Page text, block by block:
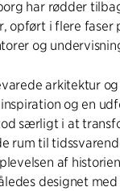
har rødder
opført i flere faser
og
arkitektur
og en
særligt i at
rum til
af
designet